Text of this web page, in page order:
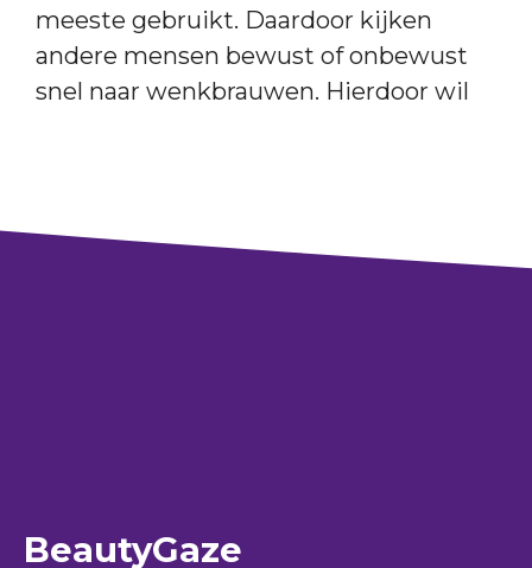
meeste gebruikt. Daardoor kijken
andere mensen bewust of onbewust
snel naar wenkbrauwen. Hierdoor wil
BeautyGaze